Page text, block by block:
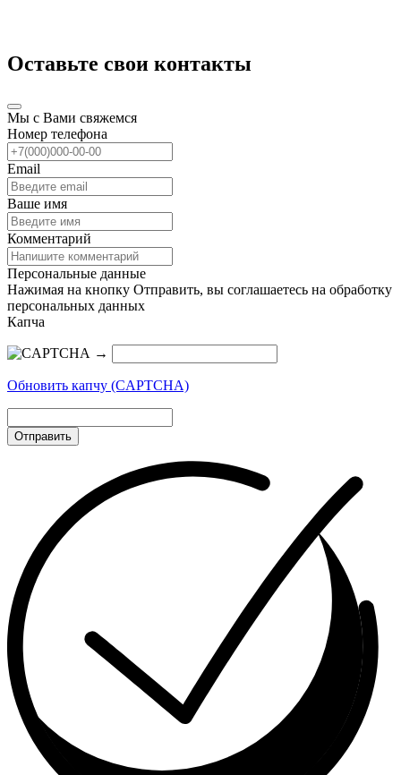
Оставьте свои контакты
Мы с Вами свяжемся
Номер телефона
Email
Ваше имя
Комментарий
Персональные данные
Нажимая на кнопку Отправить, вы соглашаетесь на обработку
персональных данных
Капча
→
Обновить капчу (CAPTCHA)
Отправить